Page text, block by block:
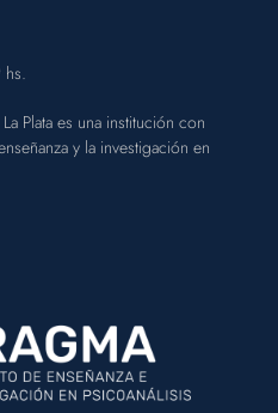
hs.
Plata es una institución con
y la investigación en